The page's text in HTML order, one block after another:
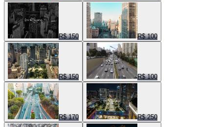
R$ 150 R$ 100
R$ 150 R$ 100
R$ 170 R$ 250